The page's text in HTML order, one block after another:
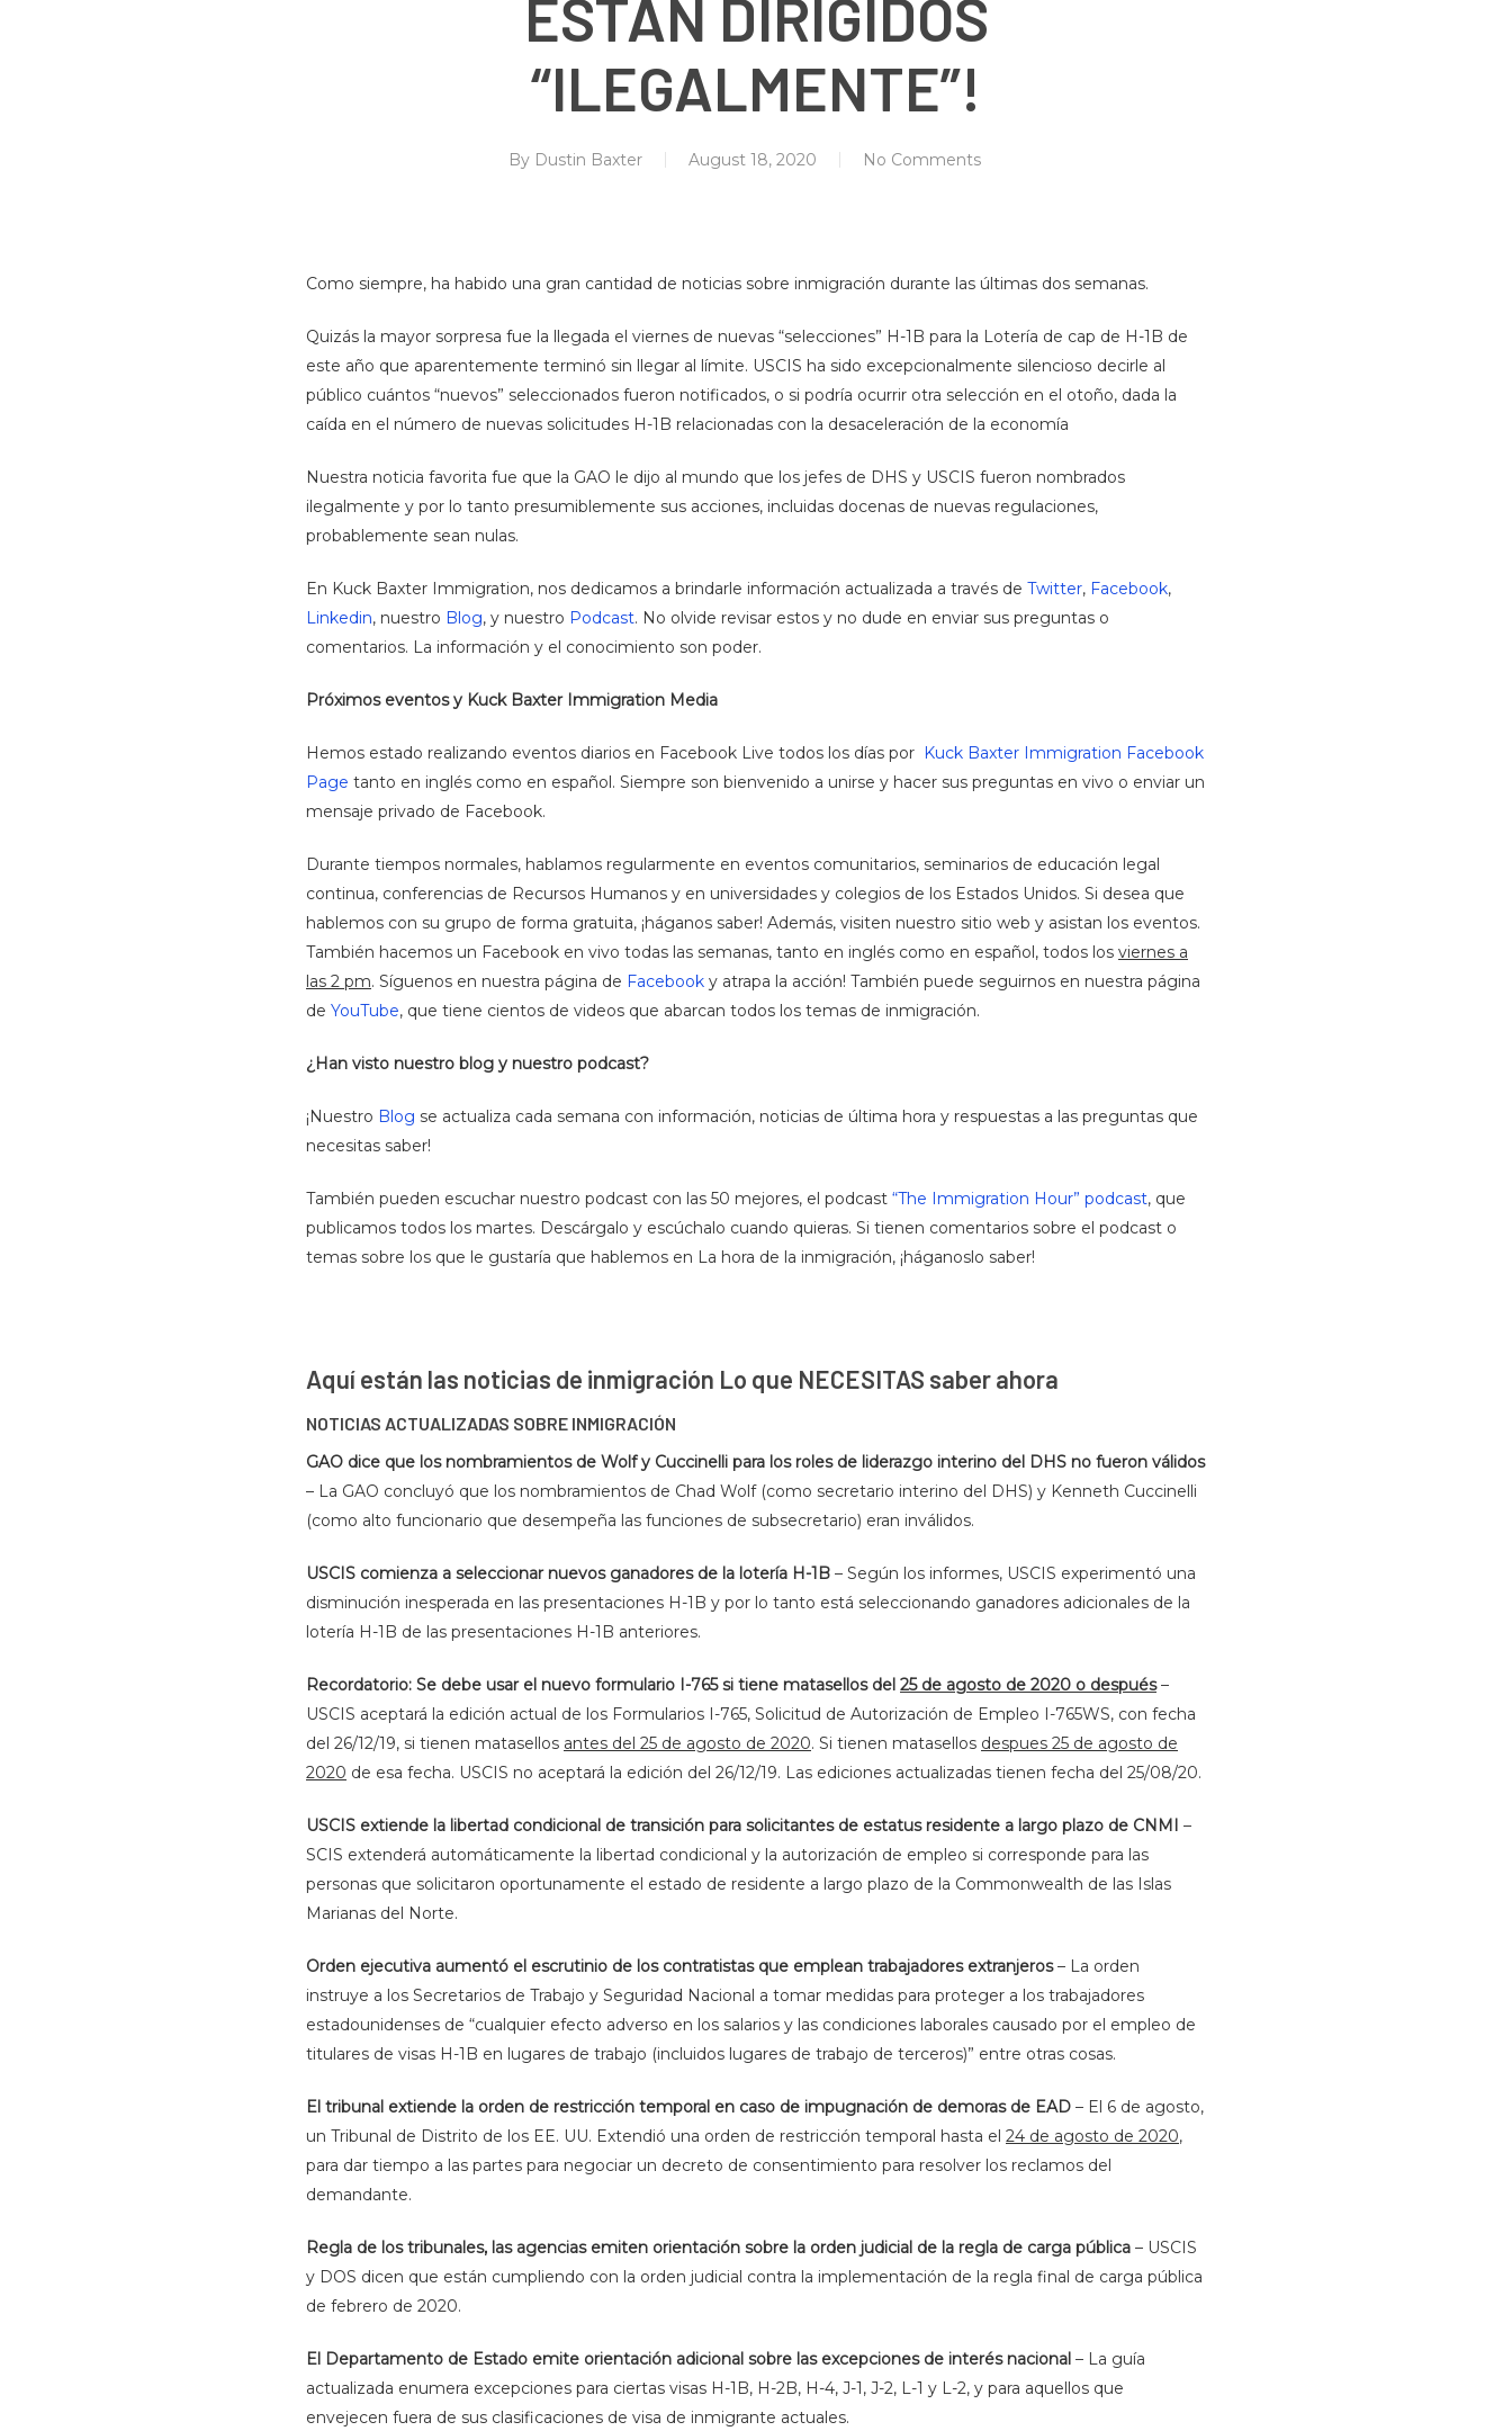
ESTÁN DIRIGIDOS
“ILEGALMENTE”!
By Dustin Baxter August 18, 2020 No Comments
Como siempre, ha habido una gran cantidad de noticias sobre inmigración durante las últimas dos semanas.
Quizás la mayor sorpresa fue la llegada el viernes de nuevas “selecciones” H-1B para la Lotería de cap de H-1B de
este año que aparentemente terminó sin llegar al límite. USCIS ha sido excepcionalmente silencioso decirle al
público cuántos “nuevos” seleccionados fueron notificados, o si podría ocurrir otra selección en el otoño, dada la
caída en el número de nuevas solicitudes H-1B relacionadas con la desaceleración de la economía
Nuestra noticia favorita fue que la GAO le dijo al mundo que los jefes de DHS y USCIS fueron nombrados
ilegalmente y por lo tanto presumiblemente sus acciones, incluidas docenas de nuevas regulaciones,
probablemente sean nulas.
En Kuck Baxter Immigration, nos dedicamos a brindarle información actualizada a través de Twitter, Facebook,
Linkedin, nuestro Blog, y nuestro Podcast. No olvide revisar estos y no dude en enviar sus preguntas o
comentarios. La información y el conocimiento son poder.
Próximos eventos y Kuck Baxter Immigration Media
Hemos estado realizando eventos diarios en Facebook Live todos los días por Kuck Baxter Immigration Facebook
Page tanto en inglés como en español. Siempre son bienvenido a unirse y hacer sus preguntas en vivo o enviar un
mensaje privado de Facebook.
Durante tiempos normales, hablamos regularmente en eventos comunitarios, seminarios de educación legal
continua, conferencias de Recursos Humanos y en universidades y colegios de los Estados Unidos. Si desea que
hablemos con su grupo de forma gratuita, ¡háganos saber! Además, visiten nuestro sitio web y asistan los eventos.
También hacemos un Facebook en vivo todas las semanas, tanto en inglés como en español, todos los viernes a
las 2 pm. Síguenos en nuestra página de Facebook y atrapa la acción! También puede seguirnos en nuestra página
de YouTube, que tiene cientos de videos que abarcan todos los temas de inmigración.
¿Han visto nuestro blog y nuestro podcast?
¡Nuestro Blog se actualiza cada semana con información, noticias de última hora y respuestas a las preguntas que
necesitas saber!
También pueden escuchar nuestro podcast con las 50 mejores, el podcast “The Immigration Hour” podcast, que
publicamos todos los martes. Descárgalo y escúchalo cuando quieras. Si tienen comentarios sobre el podcast o
temas sobre los que le gustaría que hablemos en La hora de la inmigración, ¡háganoslo saber!
Aquí están las noticias de inmigración Lo que NECESITAS saber ahora
NOTICIAS ACTUALIZADAS SOBRE INMIGRACIÓN
GAO dice que los nombramientos de Wolf y Cuccinelli para los roles de liderazgo interino del DHS no fueron válidos
– La GAO concluyó que los nombramientos de Chad Wolf (como secretario interino del DHS) y Kenneth Cuccinelli
(como alto funcionario que desempeña las funciones de subsecretario) eran inválidos.
USCIS comienza a seleccionar nuevos ganadores de la lotería H-1B – Según los informes, USCIS experimentó una
disminución inesperada en las presentaciones H-1B y por lo tanto está seleccionando ganadores adicionales de la
lotería H-1B de las presentaciones H-1B anteriores.
Recordatorio: Se debe usar el nuevo formulario I-765 si tiene matasellos del 25 de agosto de 2020 o después–
USCIS aceptará la edición actual de los Formularios I-765, Solicitud de Autorización de Empleo I-765WS, con fecha
del 26/12/19, si tienen matasellos antes del 25 de agosto de 2020. Si tienen matasellos despues 25 de agosto de
2020 de esa fecha. USCIS no aceptará la edición del 26/12/19. Las ediciones actualizadas tienen fecha del 25/08/20.
USCIS extiende la libertad condicional de transición para solicitantes de estatus residente a largo plazo de CNMI –
SCIS extenderá automáticamente la libertad condicional y la autorización de empleo si corresponde para las
personas que solicitaron oportunamente el estado de residente a largo plazo de la Commonwealth de las Islas
Marianas del Norte.
Orden ejecutiva aumentó el escrutinio de los contratistas que emplean trabajadores extranjeros– La orden
instruye a los Secretarios de Trabajo y Seguridad Nacional a tomar medidas para proteger a los trabajadores
estadounidenses de “cualquier efecto adverso en los salarios y las condiciones laborales causado por el empleo de
titulares de visas H-1B en lugares de trabajo (incluidos lugares de trabajo de terceros)” entre otras cosas.
El tribunal extiende la orden de restricción temporal en caso de impugnación de demoras de EAD – El 6 de agosto,
un Tribunal de Distrito de los EE. UU. Extendió una orden de restricción temporal hasta el 24 de agosto de 2020,
para dar tiempo a las partes para negociar un decreto de consentimiento para resolver los reclamos del
demandante.
Regla de los tribunales, las agencias emiten orientación sobre la orden judicial de la regla de carga pública – USCIS
y DOS dicen que están cumpliendo con la orden judicial contra la implementación de la regla final de carga pública
de febrero de 2020.
El Departamento de Estado emite orientación adicional sobre las excepciones de interés nacional – La guía
actualizada enumera excepciones para ciertas visas H-1B, H-2B, H-4, J-1, J-2, L-1 y L-2, y para aquellos que
envejecen fuera de sus clasificaciones de visa de inmigrante actuales.